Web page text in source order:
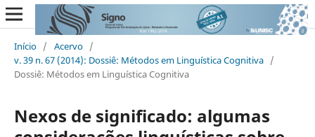
Início / Acervo /
v. 39 n. 67 (2014): Dossiê: Métodos em Linguística Cognitiva /
Dossiê: Métodos em Linguística Cognitiva
Nexos de significado: algumas